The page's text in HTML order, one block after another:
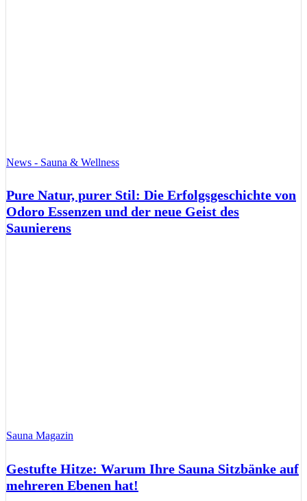
News - Sauna & Wellness
Pure Natur, purer Stil: Die Erfolgsgeschichte von
Odoro Essenzen und der neue Geist des
Saunierens
Sauna Magazin
Gestufte Hitze: Warum Ihre Sauna Sitzbänke auf
mehreren Ebenen hat!